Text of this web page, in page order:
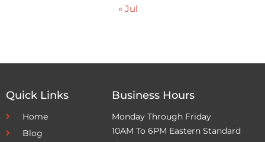
« Jul
Quick Links
Home
Blog
Business Hours
Monday Through Friday
10AM To 6PM Eastern Standard